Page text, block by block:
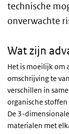
technische
onverwachte
Wat zijn
Het is moeilijk om
omschrijving te
verschillen in
organische
De 3-
materialen met